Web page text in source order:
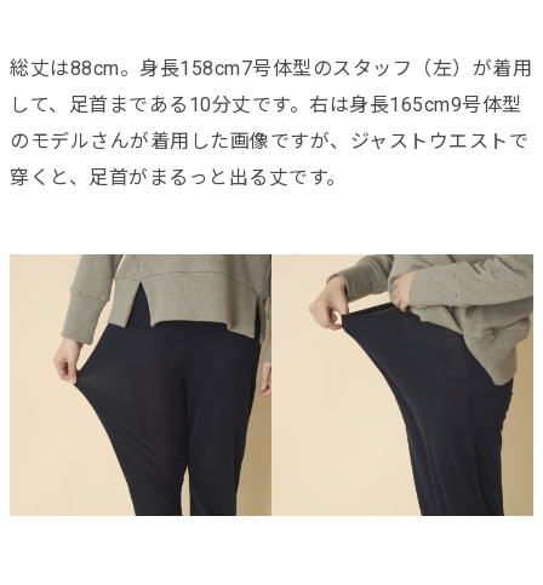
総丈は88cm。身長158cm7号体型のスタッフ（左）が着用
して、足首まである10分丈です。右は身長165cm9号体型
のモデルさんが着用した画像ですが、ジャストウエストで
穿くと、足首がまるっと出る丈です。